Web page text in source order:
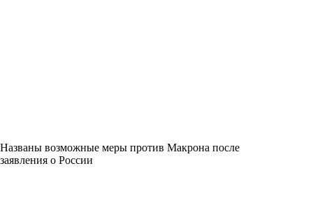
Названы возможные меры против Макрона после
заявления о России